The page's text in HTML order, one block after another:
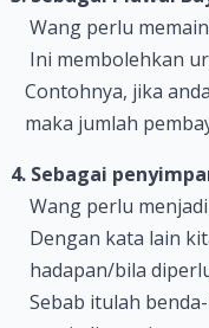
Wang perlu
Ini membolehkan
Contohnya, jika
maka jumlah
4. Sebagai
Wang perlu
Dengan kata lain
hadapan/bila
Sebab itulah